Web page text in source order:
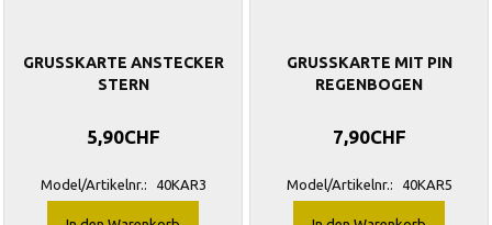
GRUSSKARTE ANSTECKER
STERN
5,90CHF
Model/Artikelnr.: 40KAR3
GRUSSKARTE MIT PIN
REGENBOGEN
7,90CHF
Model/Artikelnr.: 40KAR5